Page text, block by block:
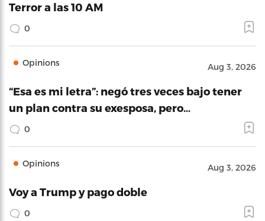
Terror a las 10 AM
0
Opinions Aug 3, 2026
“Esa es mi letra”: negó tres veces bajo tener
un plan contra su exesposa, pero…
0
Opinions Aug 3, 2026
Voy a Trump y pago doble
0